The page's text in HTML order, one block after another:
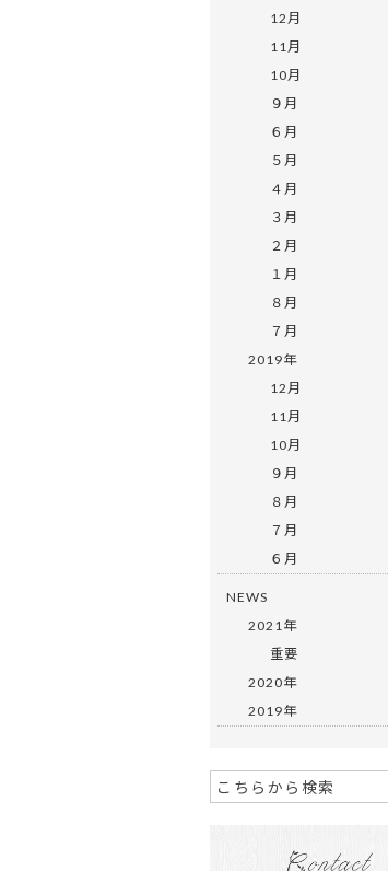
12月
11月
10月
９月
６月
５月
４月
３月
２月
１月
８月
７月
2019年
12月
11月
10月
９月
８月
７月
６月
NEWS
2021年
重要
2020年
2019年